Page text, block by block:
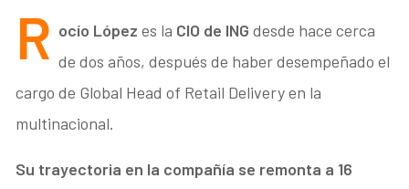
R ocío López es la CIO de ING desde hace cerca
de dos años, después de haber desempeñado el
cargo de Global Head of Retail Delivery en la
multinacional.
Su trayectoria en la compañía se remonta a 16